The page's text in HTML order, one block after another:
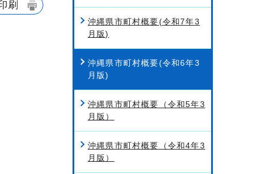
刷
沖縄県市町村概要(令和7年3
月版)
沖縄県市町村概要(令和6年3
月版)
沖縄県市町村概要（令和5年3
月版）
沖縄県市町村概要（令和4年3
月版）